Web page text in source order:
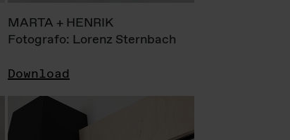
MARTA + HENRIK
Fotografo: Lorenz Sternbach
Download